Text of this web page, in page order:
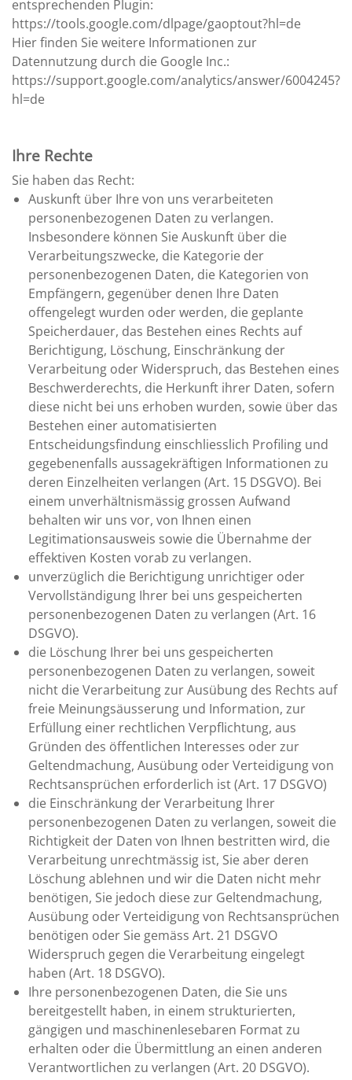
entsprechenden Plugin:
https://tools.google.com/dlpage/gaoptout?hl=de
Hier finden Sie weitere Informationen zur
Datennutzung durch die Google Inc.:
https://support.google.com/analytics/answer/6004245?
hl=de
Ihre Rechte
Sie haben das Recht:
Auskunft über Ihre von uns verarbeiteten
personenbezogenen Daten zu verlangen.
Insbesondere können Sie Auskunft über die
Verarbeitungszwecke, die Kategorie der
personenbezogenen Daten, die Kategorien von
Empfängern, gegenüber denen Ihre Daten
offengelegt wurden oder werden, die geplante
Speicherdauer, das Bestehen eines Rechts auf
Berichtigung, Löschung, Einschränkung der
Verarbeitung oder Widerspruch, das Bestehen eines
Beschwerderechts, die Herkunft ihrer Daten, sofern
diese nicht bei uns erhoben wurden, sowie über das
Bestehen einer automatisierten
Entscheidungsfindung einschliesslich Profiling und
gegebenenfalls aussagekräftigen Informationen zu
deren Einzelheiten verlangen (Art. 15 DSGVO). Bei
einem unverhältnismässig grossen Aufwand
behalten wir uns vor, von Ihnen einen
Legitimationsausweis sowie die Übernahme der
effektiven Kosten vorab zu verlangen.
unverzüglich die Berichtigung unrichtiger oder
Vervollständigung Ihrer bei uns gespeicherten
personenbezogenen Daten zu verlangen (Art. 16
DSGVO).
die Löschung Ihrer bei uns gespeicherten
personenbezogenen Daten zu verlangen, soweit
nicht die Verarbeitung zur Ausübung des Rechts auf
freie Meinungsäusserung und Information, zur
Erfüllung einer rechtlichen Verpflichtung, aus
Gründen des öffentlichen Interesses oder zur
Geltendmachung, Ausübung oder Verteidigung von
Rechtsansprüchen erforderlich ist (Art. 17 DSGVO)
die Einschränkung der Verarbeitung Ihrer
personenbezogenen Daten zu verlangen, soweit die
Richtigkeit der Daten von Ihnen bestritten wird, die
Verarbeitung unrechtmässig ist, Sie aber deren
Löschung ablehnen und wir die Daten nicht mehr
benötigen, Sie jedoch diese zur Geltendmachung,
Ausübung oder Verteidigung von Rechtsansprüchen
benötigen oder Sie gemäss Art. 21 DSGVO
Widerspruch gegen die Verarbeitung eingelegt
haben (Art. 18 DSGVO).
Ihre personenbezogenen Daten, die Sie uns
bereitgestellt haben, in einem strukturierten,
gängigen und maschinenlesebaren Format zu
erhalten oder die Übermittlung an einen anderen
Verantwortlichen zu verlangen (Art. 20 DSGVO).